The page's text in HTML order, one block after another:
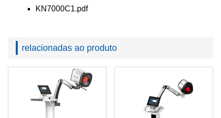
KN7000C1.pdf
relacionadas ao produto